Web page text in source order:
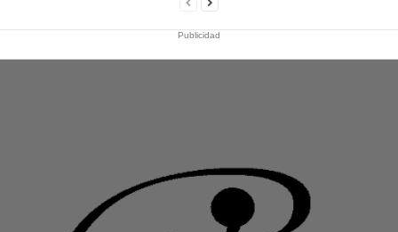
Publicidad